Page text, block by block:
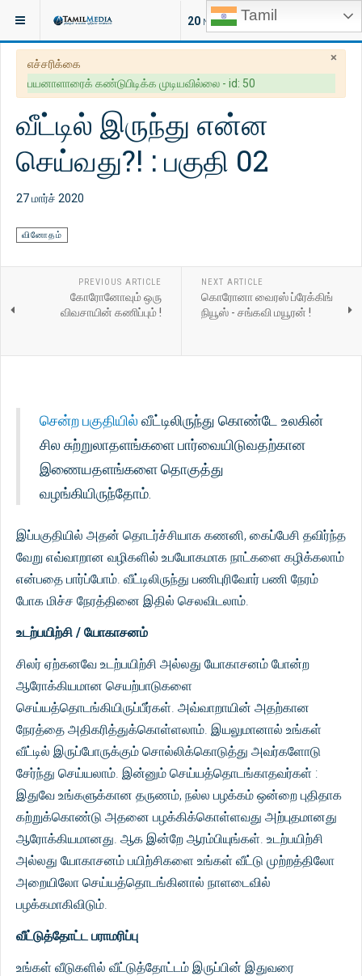
Tamil
20 NEW ARTICLES
இருக்குமிடம்: வாழ்வியல்
×
எச்சரிக்கை
பயனாளாரைக் கண்டுபிடிக்க முடியவில்லை - id: 50
வீட்டில் இருந்து என்ன
செய்வது?! : பகுதி 02
27 மார்ச் 2020
வினோதம்
PREVIOUS ARTICLE
கோரோனோவும் ஒரு
விவசாயின் கணிப்பும் !
NEXT ARTICLE
கொரோனா வைரஸ் ப்ரேக்கிங்
நியூஸ் - சங்கவி மயூரன் !
சென்ற பகுதியில் வீட்டிலிருந்து கொண்டே உலகின்
சில சுற்றுலாதளங்களை பார்வையிடுவதற்கான
இணையதளங்களை தொகுத்து
வழங்கியிருந்தோம்.
இப்பகுதியில் அதன் தொடர்ச்சியாக கணனி, கைப்பேசி தவிர்ந்த
வேறு எவ்வாறான வழிகளில் உபயோகமாக நாட்களை கழிக்கலாம்
என்பதை பார்ப்போம். வீட்டிலிருந்து பணிபுரிவோர் பணி நேரம்
போக மிச்ச நேரத்தினை இதில் செலவிடலாம்.
உடற்பயிற்சி / யோகாசனம்
சிலர் ஏற்கனவே உடற்பயிற்சி அல்லது யோகாசனம் போன்ற
ஆரோக்கியமான செயற்பாடுகளை
செய்யத்தொடங்கியிருப்பீர்கள். அவ்வாறாயின் அதற்கான
நேரத்தை அதிகரித்துக்கொள்ளலாம். இயலுமானால் உங்கள்
வீட்டில் இருப்போருக்கும் சொல்லிக்கொடுத்து அவர்களோடு
சேர்ந்து செய்யலாம். இன்னும் செய்யத்தொடங்காதவர்கள் :
இதுவே உங்களுக்கான தருணம், நல்ல பழக்கம் ஒன்றை புதிதாக
கற்றுக்கொண்டு அதனை பழக்கிக்கொள்ளவது அற்புதமானது
ஆரோக்கியமானது. ஆக இன்றே ஆரம்பியுங்கள். உடற்பயிற்சி
அல்லது யோகாசனம் பயிற்சிகளை உங்கள் வீட்டு முற்றத்திலோ
அறையிலோ செய்யத்தொடங்கினால் நாளடைவில்
பழக்கமாகிவிடும்.
வீட்டுத்தோட்ட பராமரிப்பு
உங்கள் வீடுகளில் வீட்டுத்தோட்டம் இருப்பின் இதுவரை